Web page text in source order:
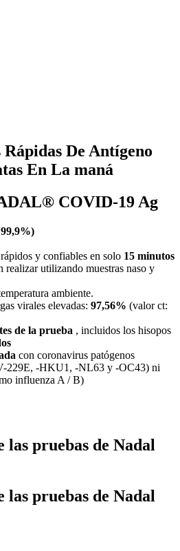
De Antígeno
En La maná
COVID-19 Ag
y confiables en solo 15 minutos
realizar utilizando muestras naso y
ambiente.
virales elevadas: 97,56% (valor ct:
de la prueba , incluidos los hisopos
con coronavirus patógenos
229E, -HKU1, -NL63 y -OC43) ni
influenza A / B)
las pruebas de Nadal
las pruebas de Nadal